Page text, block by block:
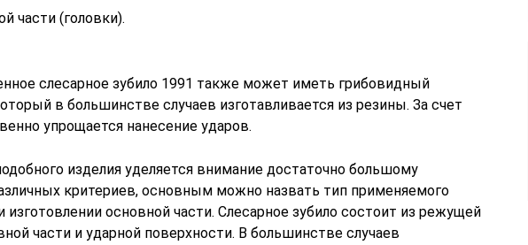
части (головки).
слесарное зубило 1991 также может иметь грибовидный
в большинстве случаев изготавливается из резины. За счет
упрощается нанесение ударов.
изделия уделяется внимание достаточно большому
критериев, основным можно назвать тип применяемого
изготовлении основной части. Слесарное зубило состоит из режущей
части и ударной поверхности. В большинстве случаев